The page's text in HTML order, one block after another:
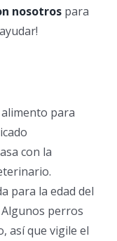
nosotros para
para
con la
para la edad del
perros
así que vigile el